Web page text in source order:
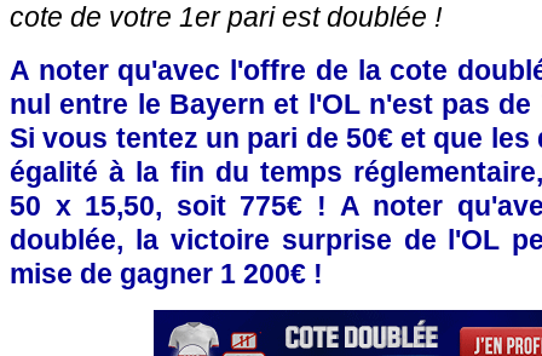
cote de votre 1er pari est doublée !
A noter qu'avec l'offre de la cote
nul entre le Bayern et l'OL n'est pas de
Si vous tentez un pari de 50€ et que
égalité à la fin du temps
50 x 15,50, soit 775€ ! A noter
doublée, la victoire surprise de l'OL
mise de gagner 1 200€ !